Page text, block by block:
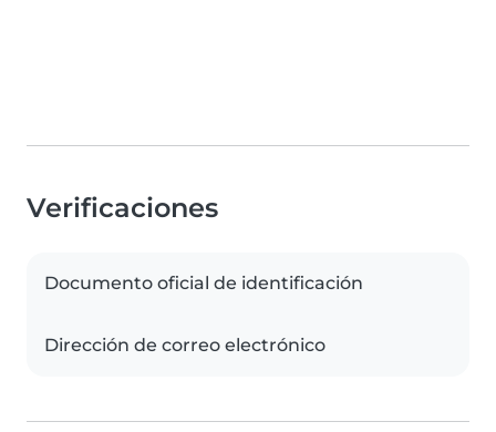
Verificaciones
Documento oficial de identificación
Dirección de correo electrónico